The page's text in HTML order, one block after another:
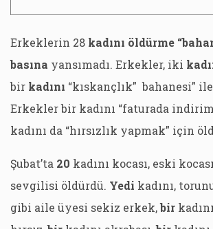
Erkeklerin 28 kadını öldürme
basına yansımadı. Erkekler, iki
bir kadını “kıskançlık” bahanesi”
Erkekler bir kadını “faturada
kadını da “hırsızlık yapmak” için
Şubat’ta 20 kadını kocası, eski
sevgilisi öldürdü. Yedi kadını,
gibi aile üyesi sekiz erkek,bir